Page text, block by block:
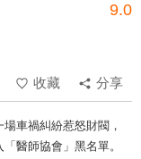
9.0
收藏
分享
車禍糾紛惹怒財閥，
醫師協會」黑名單。